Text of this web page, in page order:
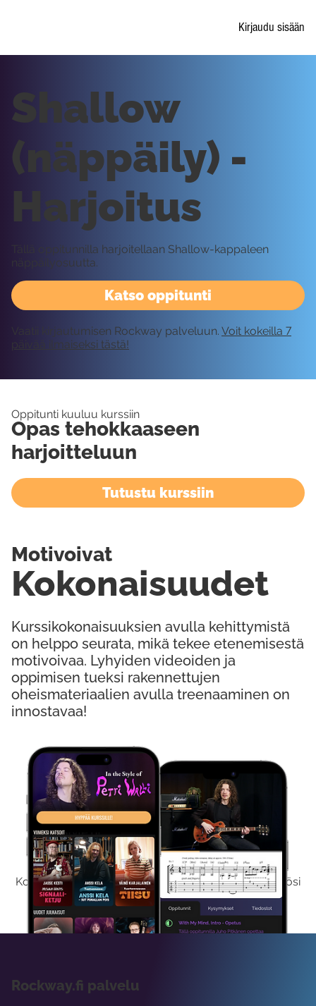
Kirjaudu sisään
Kokeile Ilmaiseksi
Kokeilemalla ilmaiseksi saat koko sisältömme käyttöösi
viikon ajaksi.
Katso oppitunti
Shallow
(näppäily) -
Harjoitus
Tällä oppitunnilla harjoitellaan Shallow-kappaleen
näppäilyosuutta.
Vaatii kirjautumisen Rockway palveluun. Voit kokeilla 7
päivää ilmaiseksi tästä!
Oppitunti kuuluu kurssiin
Opas tehokkaaseen
harjoitteluun
Tutustu kurssiin
Kurssikokonaisuuksien avulla kehittymistä
on helppo seurata, mikä tekee etenemisestä
motivoivaa. Lyhyiden videoiden ja
oppimisen tueksi rakennettujen
oheismateriaalien avulla treenaaminen on
innostavaa!
Kokonaisuudet
Motivoivat
Rockway.fi palvelu